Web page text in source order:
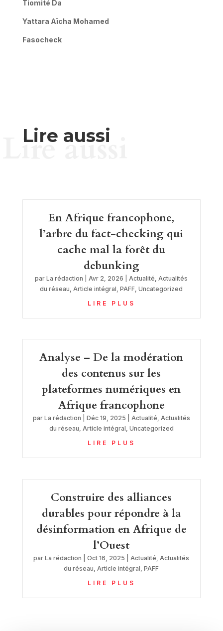
Tiomité Da
Yattara Aïcha Mohamed
Fasocheck
Lire aussi
Lire aussi
En Afrique francophone,
l’arbre du fact-checking qui
cache mal la forêt du
debunking
parLa rédaction |Avr 2, 2026 |Actualité,Actualités
du réseau,Article intégral,PAFF,Uncategorized
LIRE PLUS
Analyse – De la modération
des contenus sur les
plateformes numériques en
Afrique francophone
par La rédaction Déc 19, 2025 Actualité, Actualités
du réseau, Article intégral, Uncategorized
LIRE PLUS
Construire des alliances
durables pour répondre à la
désinformation en Afrique de
l’Ouest
parLa rédaction |Oct 16, 2025 Actualité Actualités
du réseau Article intégral ,PAFF
LIRE PLUS